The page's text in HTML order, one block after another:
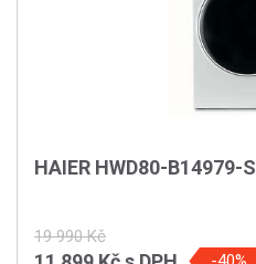
HAIER HWD80-B14979-S
19 990 Kč